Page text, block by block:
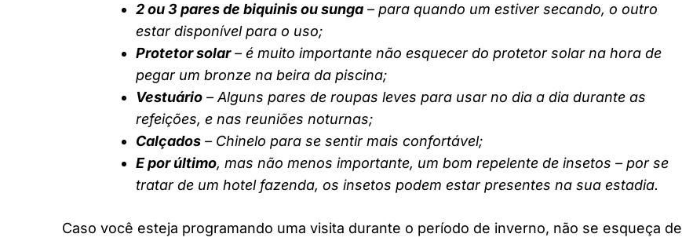
2 ou 3 pares de biquinis ou sunga – para quando um estiver secando, o outro
estar disponível para o uso;
Protetor solar– é muito importante não esquecer do protetor solar na hora de
pegar um bronze na beira da piscina;
Vestuário – Alguns pares de roupas leves para usar no dia a dia durante as
refeições, e nas reuniões noturnas;
Calçados – Chinelo para se sentir mais confortável;
E por último, mas não menos importante, um bom repelente de insetos – por se
tratar de um hotel fazenda, os insetos podem estar presentes na sua estadia.
Caso você esteja programando uma visita durante o período de inverno, não se esqueça de